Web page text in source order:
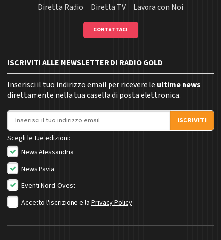
Diretta Radio
Diretta TV Lavora con Noi
CONTATTACI
ISCRIVITI ALLE NEWSLETTER DI RADIO GOLD
Inserisci il tuo indirizzo email per ricevere le ultime news
direttamente nella tua casella di posta elettronica.
Indirizzo email
ISCRIVITI
Scegli le tue edizioni:
News Alessandria
News Pavia
Eventi Nord-Ovest
Accetto l'iscrizione e la Privacy Policy